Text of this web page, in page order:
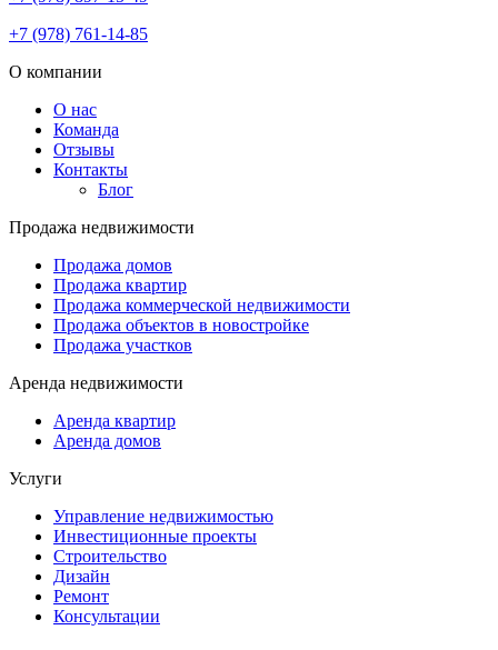
+7 (978) 761-14-85
О компании
О нас
Команда
Отзывы
Контакты
Блог
Продажа недвижимости
Продажа домов
Продажа квартир
Продажа коммерческой недвижимости
Продажа объектов в новостройке
Продажа участков
Аренда недвижимости
Аренда квартир
Аренда домов
Услуги
Управление недвижимостью
Инвестиционные проекты
Строительство
Дизайн
Ремонт
Консультации